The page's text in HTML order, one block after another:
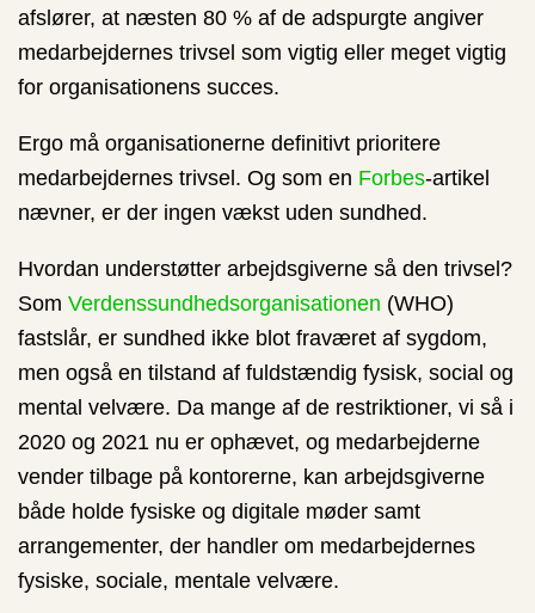
afslører, at næsten 80 % af de adspurgte angiver
medarbejdernes trivsel som vigtig eller meget vigtig
for organisationens succes.
Ergo må organisationerne definitivt prioritere
medarbejdernes trivsel. Og som en Forbes-artikel
nævner, er der ingen vækst uden sundhed.
Hvordan understøtter arbejdsgiverne så den trivsel?
Som Verdenssundhedsorganisationen (WHO)
fastslår, er sundhed ikke blot fraværet af sygdom,
men også en tilstand af fuldstændig fysisk, social og
mental velvære. Da mange af de restriktioner, vi så i
2020 og 2021 nu er ophævet, og medarbejderne
vender tilbage på kontorerne, kan arbejdsgiverne
både holde fysiske og digitale møder samt
arrangementer, der handler om medarbejdernes
fysiske, sociale, mentale velvære.